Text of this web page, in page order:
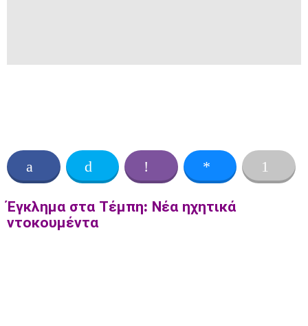
Έγκλημα στα Τέμπη: Νέα ηχητικά
ντοκουμέντα